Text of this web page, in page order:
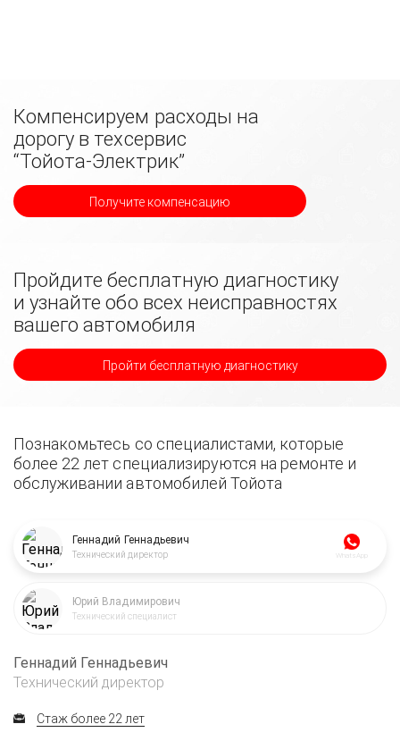
Компенсируем расходы на
дорогу в техсервис
“Тойота-Электрик”
Получите компенсацию
Пройдите бесплатную диагностику
и узнайте обо всех неисправностях
вашего автомобиля
Пройти бесплатную диагностику
Познакомьтесь со специалистами, которые
более 22 лет специализируются на ремонте и
обслуживании автомобилей Тойота
Геннадий Геннадьевич
Технический директор WhatsApp
Юрий Владимирович
Технический специалист
Геннадий Геннадьевич
Технический директор
Стаж более 22 лет